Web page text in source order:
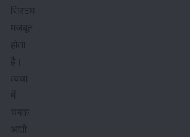
सिस्टम
मजबूत
होता
है।
त्वचा
में
चमक
आती